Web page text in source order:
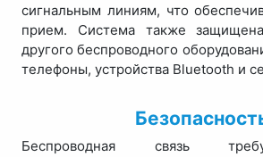
сигнальным линиям, что
прием. Система также
другого беспроводного
телефоны, устройства Bluetooth и
Беспроводная связь